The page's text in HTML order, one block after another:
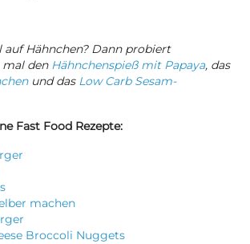
auf Hähnchen? Dann probiert
den Hähnchenspieß mit Papaya, das
und das Low Carb Sesam-
Fast Food Rezepte:
machen
Broccoli Nuggets